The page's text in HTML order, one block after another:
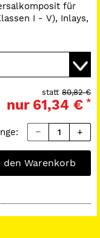
für
I - V), Inlays,
Höckeraufbau;
Ästhetik durch
80,82 €
statt
nur 61,34 € *
den Warenkorb